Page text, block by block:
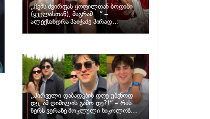
„ჩემს ძვირფას ყოფილთან ბოდიში
(ყველასთან), მაგრამ…“ –
ალექსანდრა პაიჭაძე პირად
„პირველი დაბადების დღე უშენოდ
დე, ამ ღიმილის გამო დე?!“ – რას
წერს ვერაზე მოკლული ნიკოლოზ